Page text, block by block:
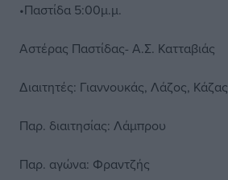
•Παστίδα 5:00μ.μ.
Αστέρας Παστίδας- Α.Σ. Κατταβιάς
Διαιτητές: Γιαννουκάς, Λάζος, Κάζας
Παρ. διαιτησίας: Λάμπρου
Παρ. αγώνα: Φραντζής